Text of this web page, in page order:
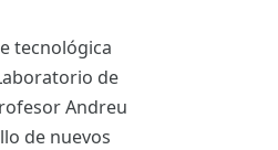
tecnológica
de
Andreu
de nuevos